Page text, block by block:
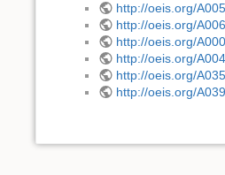
http://oeis.org/
http://oeis.org/
http://oeis.org/
http://oeis.org/
http://oeis.org/
http://oeis.org/